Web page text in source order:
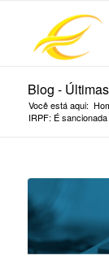
Blog -
Você está aqui:
IRPF: É